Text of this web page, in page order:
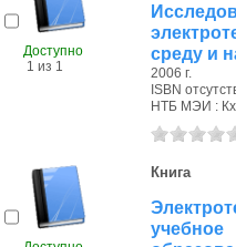
Доступно
1 из 1
среду и
2006 г.
ISBN
НТБ МЭИ : Кх
Книга
учебное